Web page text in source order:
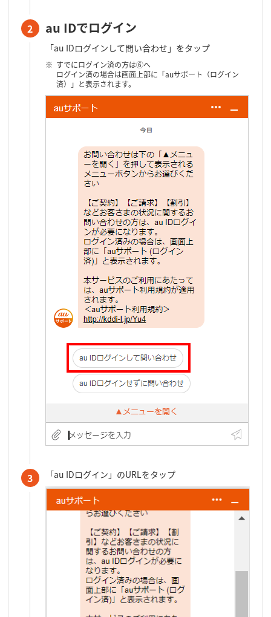
2 au IDでログイン
「au IDログインして問い合わせ」をタップ
すでにログイン済の方は⑥へ
ログイン済の場合は画面上部に「auサポート（ログイン
済）」と表示されます。
3 「au IDログイン」のURLをタップ